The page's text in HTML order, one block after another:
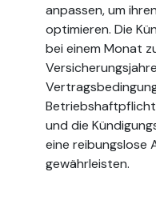
anpassen, um
optimieren. Die
bei einem Monat
und die
eine reibungslose
gewährleisten.